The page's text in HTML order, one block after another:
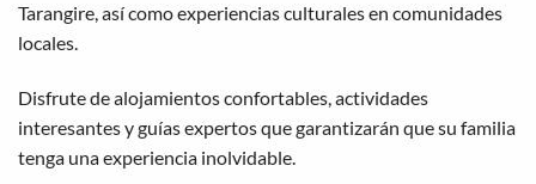
Tarangire, así como experiencias culturales en comunidades
locales.
Disfrute de alojamientos confortables, actividades
interesantes y guías expertos que garantizarán que su familia
tenga una experiencia inolvidable.